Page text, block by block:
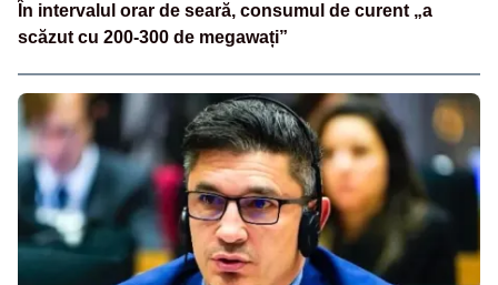
În intervalul orar de seară, consumul de curent „a
scăzut cu 200-300 de megawați”